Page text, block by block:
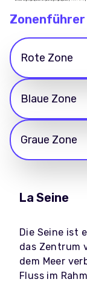
Zonenführer
Rote Zone
Blaue Zone
Graue Zone
La Seine
Die Seine ist
das Zentrum
dem Meer
Fluss im